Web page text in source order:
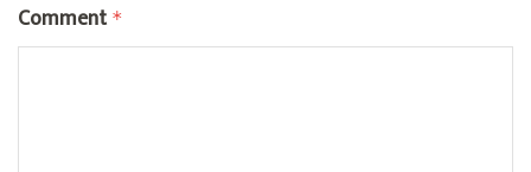
Comment *